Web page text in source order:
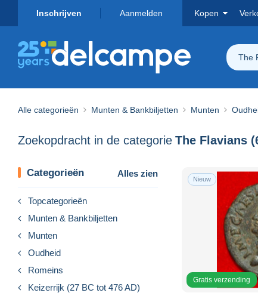
Inschrijven Aanmelden Kopen
The
Alle categorieën Munten & Bankbiljetten Munten
Zoekopdracht in de categorie
Categorieën Alles zien
Topcategorieën
Munten & Bankbiljetten
Munten
Oudheid
Romeins
Keizerrijk (27 BC tot 476 AD)
Nieuw
Gratis verzending